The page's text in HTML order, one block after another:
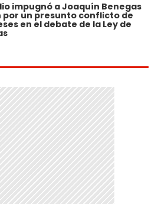
impugnó a Joaquín Benegas
por un presunto conflicto de
en el debate de la Ley de